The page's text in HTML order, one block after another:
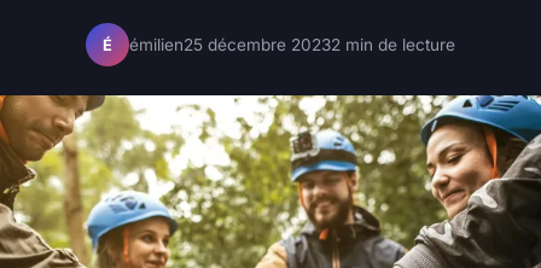
É émilien25 décembre 20232 min de lecture